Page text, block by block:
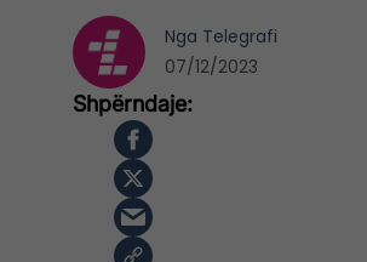
Nga Telegrafi
07/12/2023